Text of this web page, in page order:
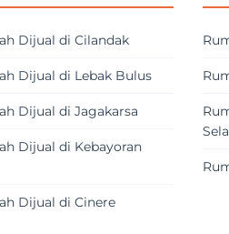
Dijual di Cilandak
Dijual di Lebak Bulus
Dijual di Jagakarsa
Dijual di Kebayoran
Dijual di Cinere